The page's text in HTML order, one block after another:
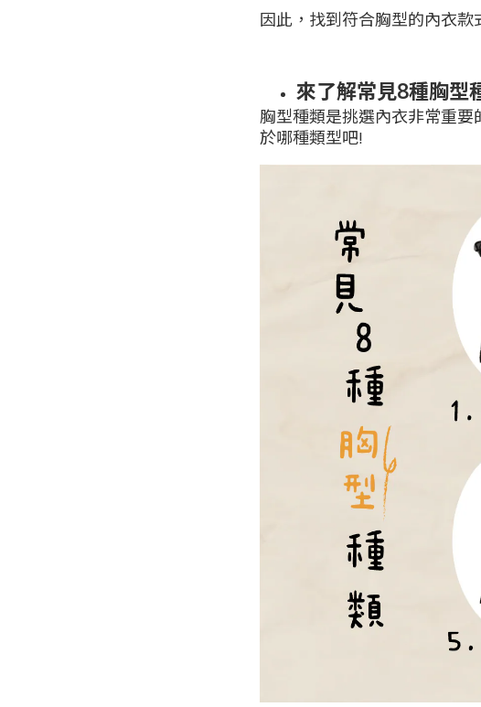
因此，找到符合胸型的內衣款
來了解常見8種胸型
胸型種類是挑選內衣非常重
於哪種類型吧!